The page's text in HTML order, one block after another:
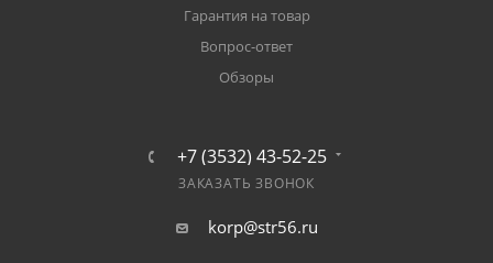
Гарантия на товар
Вопрос-ответ
Обзоры
+7 (3532) 43-52-25
ЗАКАЗАТЬ ЗВОНОК
korp@str56.ru